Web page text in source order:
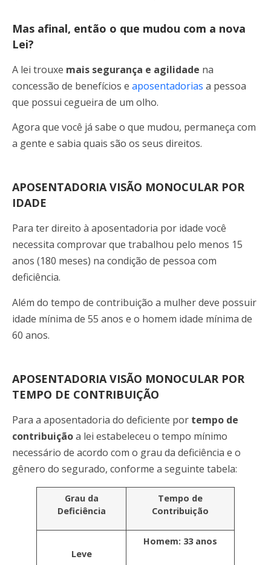
Mas afinal, então o que mudou com a nova
Lei?
A lei trouxe mais segurança e agilidade na
concessão de benefícios e aposentadorias a pessoa
que possui cegueira de um olho.
Agora que você já sabe o que mudou, permaneça com
a gente e sabia quais são os seus direitos.
APOSENTADORIA VISÃO MONOCULAR POR
IDADE
Para ter direito à aposentadoria por idade você
necessita comprovar que trabalhou pelo menos 15
anos (180 meses) na condição de pessoa com
deficiência.
Além do tempo de contribuição a mulher deve possuir
idade mínima de 55 anos e o homem idade mínima de
60 anos.
APOSENTADORIA VISÃO MONOCULAR POR
TEMPO DE CONTRIBUIÇÃO
Para a aposentadoria do deficiente por tempo de
contribuiçãoa lei estabeleceu o tempo mínimo
necessário de acordo com o grau da deficiência e o
gênero do segurado, conforme a seguinte tabela:
Grau da
Deficiência
Tempo de
Contribuição
Leve
Homem: 33 anos